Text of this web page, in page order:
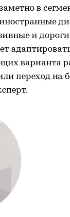
в
и
варианта
переход на